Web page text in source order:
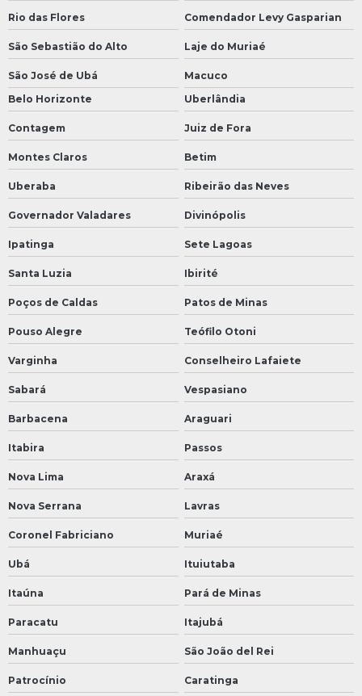
Rio das Flores Comendador Levy Gasparian
São Sebastião do Alto Laje do Muriaé
São José de Ubá
Macuco
Belo Horizonte
Uberlândia
Contagem Juiz de Fora
Montes Claros Betim
Uberaba Ribeirão das Neves
Governador Valadares Divinópolis
Ipatinga Sete Lagoas
Santa Luzia Ibirité
Poços de Caldas Patos de Minas
Pouso Alegre Teófilo Otoni
Varginha Conselheiro Lafaiete
Sabará Vespasiano
Barbacena Araguari
Itabira Passos
Nova Lima Araxá
Nova Serrana Lavras
Coronel Fabriciano Muriaé
Ubá Ituiutaba
Itaúna Pará de Minas
Paracatu Itajubá
Manhuaçu São João del Rei
Patrocínio Caratinga